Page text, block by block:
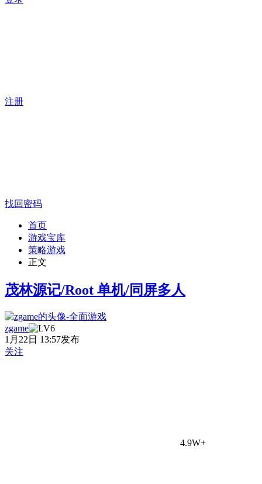
注册
找回密码
首页
游戏宝库
策略游戏
正文
茂林源记/Root 单机/同屏多人
zgame
1月22日 13:57发布
关注
4.9W+